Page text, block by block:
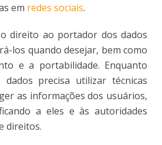
em redes sociais.
direito ao portador dos dados
los quando desejar, bem como
e a portabilidade. Enquanto
precisa utilizar técnicas
as informações dos usuários,
a eles e às autoridades
direitos.